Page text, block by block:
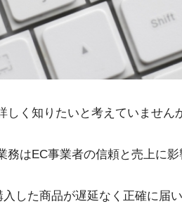
しく知りたいと考えていません
務はEC事業者の信頼と売上に影
した商品が遅延なく正確に届